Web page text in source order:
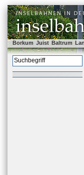
Borkum Juist Baltrum